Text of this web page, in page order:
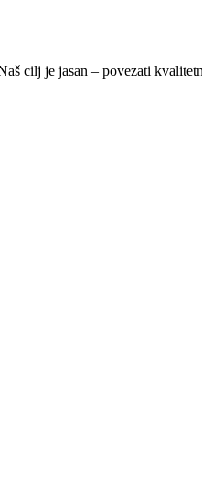
cilj je jasan – povezati